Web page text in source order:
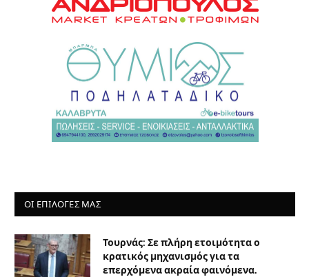
ΟΙ ΕΠΙΛΟΓΈΣ ΜΑΣ
Τουρνάς: Σε πλήρη ετοιμότητα ο
κρατικός μηχανισμός για τα
επερχόμενα ακραία φαινόμενα.